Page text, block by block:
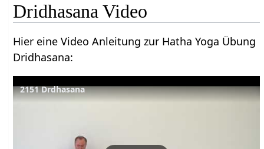
Dridhasana Video
Hier eine Video Anleitung zur Hatha Yoga Übung
Dridhasana:
2151 Drdhasana